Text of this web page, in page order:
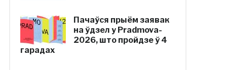
Пачаўся прыём заявак
на ўдзел у Pradmova-
2026, што пройдзе ў 4
гарадах